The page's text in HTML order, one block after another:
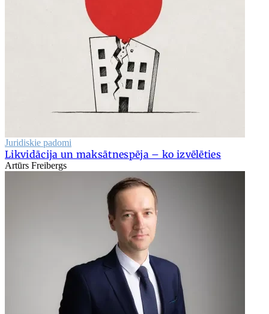
Juridiskie padomi
Likvidācija un maksātnespēja – ko izvēlēties
Artūrs Freibergs